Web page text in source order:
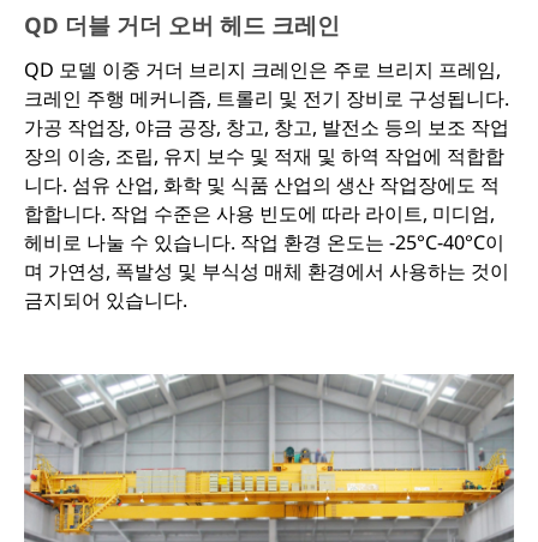
야 합니다.
QD 더블 거더 오버 헤드 크레인
QD 모델 이중 거더 브리지 크레인은 주로 브리지 프레임,
크레인 주행 메커니즘, 트롤리 및 전기 장비로 구성됩니다.
가공 작업장, 야금 공장, 창고, 창고, 발전소 등의 보조 작업
장의 이송, 조립, 유지 보수 및 적재 및 하역 작업에 적합합
니다. 섬유 산업, 화학 및 식품 산업의 생산 작업장에도 적
합합니다. 작업 수준은 사용 빈도에 따라 라이트, 미디엄,
헤비로 나눌 수 있습니다. 작업 환경 온도는 -25°C-40°C이
며 가연성, 폭발성 및 부식성 매체 환경에서 사용하는 것이
금지되어 있습니다.